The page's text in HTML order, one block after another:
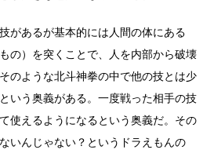
があるが基本的には人間の体にある
の）を突くことで、人を内部から破壊
のような北斗神拳の中で他の技とは少
いう奥義がある。一度戦った相手の技
使えるようになるという奥義だ。その
いんじゃない？というドラえもんの